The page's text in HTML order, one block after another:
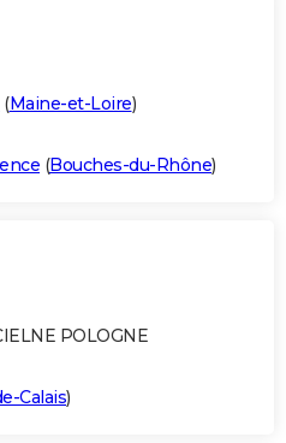
(Maine-et-Loire)
(Bouches-du-Rhône)
POLOGNE
Calais)